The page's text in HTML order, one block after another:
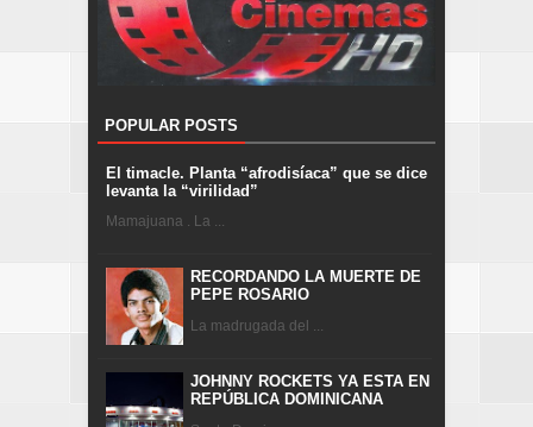
POPULAR POSTS
El timacle. Planta “afrodisíaca” que se dice
levanta la “virilidad”
Mamajuana . La ...
RECORDANDO LA MUERTE DE
PEPE ROSARIO
La madrugada del ...
JOHNNY ROCKETS YA ESTA EN
REPÚBLICA DOMINICANA